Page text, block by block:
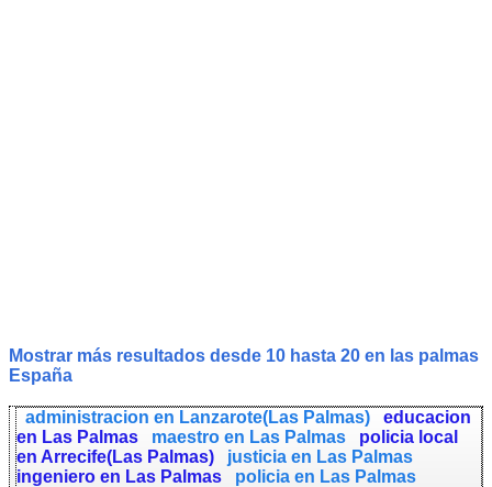
Mostrar más resultados desde 10 hasta 20 en las palmas
España
administracion en Lanzarote(Las Palmas)
educacion
en Las Palmas
maestro en Las Palmas
policia local
en Arrecife(Las Palmas)
justicia en Las Palmas
ingeniero en Las Palmas
policia en Las Palmas